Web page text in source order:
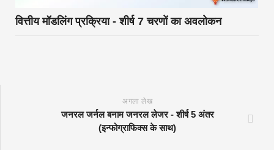
वित्तीय मॉडलिंग प्रक्रिया - शीर्ष 7 चरणों का अवलोकन
अगला लेख
जनरल जर्नल बनाम जनरल लेजर - शीर्ष 5 अंतर
(इन्फोग्राफिक्स के साथ)